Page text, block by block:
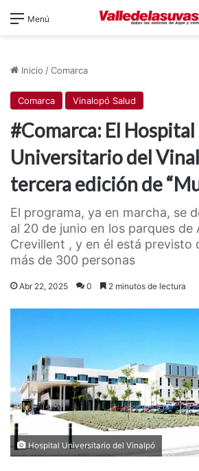
Menú
Inicio /Comarca
Comarca Vinalopó Salud
#Comarca: El Hospital
Universitario del
tercera edición de
El programa, ya en marcha, se
al 20 de junio en los parques de
Crevillent , y en él está previsto
más de 300 personas
Abr 22, 2025 0 2 minutos de lectura
Hospital Universitario del Vinalpó